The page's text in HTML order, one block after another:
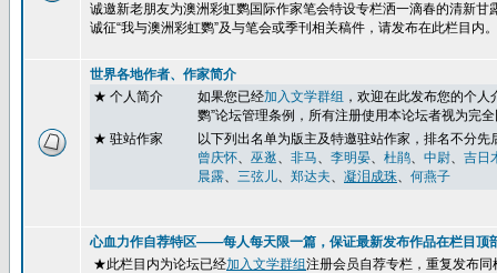
诚邀新老朋友为澳洲彩虹鹦国际作家笔会特设专栏洒一滴春的清新
诚征“我与澳洲彩虹鹦”及与笔会或季刊 相关稿件，请发布在此栏目内
世界各地作者、作家简介
★ 个人简介
如果您已经加入文学群组 ， 欢迎在此发布您的个人
鹦”论坛管理条例，所有注册使用本论坛者视为完
★ 驻站作家
以下列出名单为版主及特邀驻站作家，排名不分先
曾庆怀、 巫逖、 非马、 李明晏、 杜鹃、 中尉、 吉日
晨露、 三弦儿、 郑达夫、 凝泪成珠、 何燕子
心血力作自荐特区——每人每天限一篇，保证最新发布作品在栏目顶
★此栏目内为论坛已经加入文学群组注册会员自荐专栏，重复发布